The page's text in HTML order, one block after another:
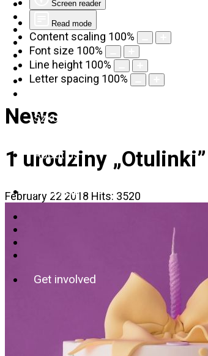
Screen reader
Read mode
Content scaling 100%
Font size 100%
Line height 100%
Letter spacing 100%
Szkolenia
About us
Find help
Get involved
News
1 urodziny „Otulinki”
February 22 2018 Hits: 3520